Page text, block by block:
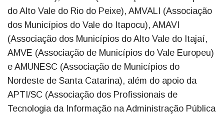
do Alto Vale do Rio do Peixe), AMVALI (Associação
dos Municípios do Vale do Itapocu), AMAVI
(Associação dos Municípios do Alto Vale do Itajaí,
AMVE (Associação de Municípios do Vale Europeu)
e AMUNESC (Associação de Municípios do
Nordeste de Santa Catarina), além do apoio da
APTI/SC (Associação dos Profissionais de
Tecnologia da Informação na Administração Pública